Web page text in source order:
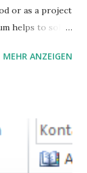
or as a project
helps to solve
MEHR ANZEIGEN